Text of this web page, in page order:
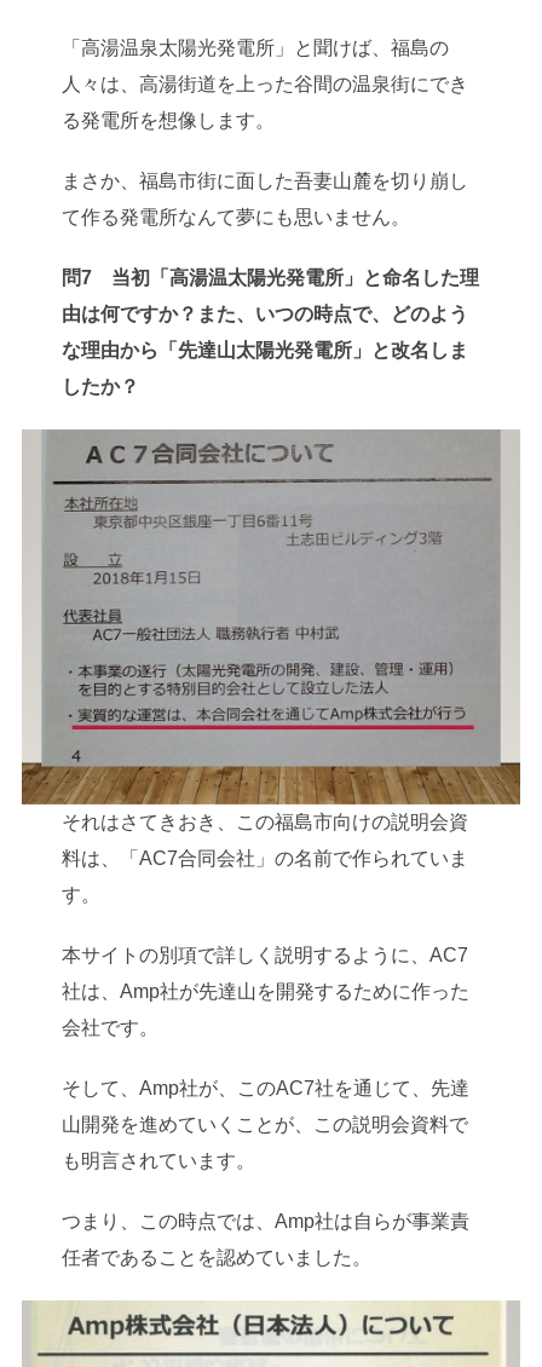
「高湯温泉太陽光発電所」と聞けば、福島の
人々は、高湯街道を上った谷間の温泉街にでき
る発電所を想像します。
まさか、福島市街に面した吾妻山麓を切り崩し
て作る発電所なんて夢にも思いません。
問7 当初「高湯温太陽光発電所」と命名した理
由は何ですか？また、いつの時点で、どのよう
な理由から「先達山太陽光発電所」と改名しま
したか？
それはさてきおき、この福島市向けの説明会資
料は、「AC7合同会社」の名前で作られていま
す。
本サイトの別項で詳しく説明するように、AC7
社は、Amp社が先達山を開発するために作った
会社です。
そして、Amp社が、このAC7社を通じて、先達
山開発を進めていくことが、この説明会資料で
も明言されています。
つまり、この時点では、Amp社は自らが事業責
任者であることを認めていました。